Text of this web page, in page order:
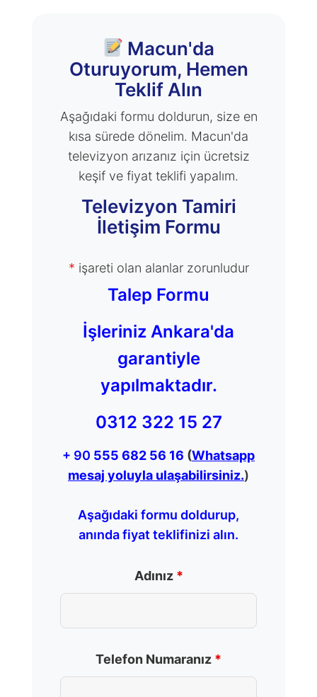
Macun'da
Oturuyorum, Hemen
Teklif Alın
Aşağıdaki formu doldurun, size en
kısa sürede dönelim. Macun'da
televizyon arızanız için ücretsiz
keşif ve fiyat teklifi yapalım.
Televizyon Tamiri
İletişim Formu
* işareti olan alanlar zorunludur
Talep Formu
İşleriniz Ankara'da
garantiyle
yapılmaktadır.
0312 322 15 27
+ 90 555 682 56 16 (Whatsapp
mesaj yoluyla ulaşabilirsiniz.)
Aşağıdaki formu doldurup,
anında fiyat teklifinizi alın.
Adınız *
Telefon Numaranız *